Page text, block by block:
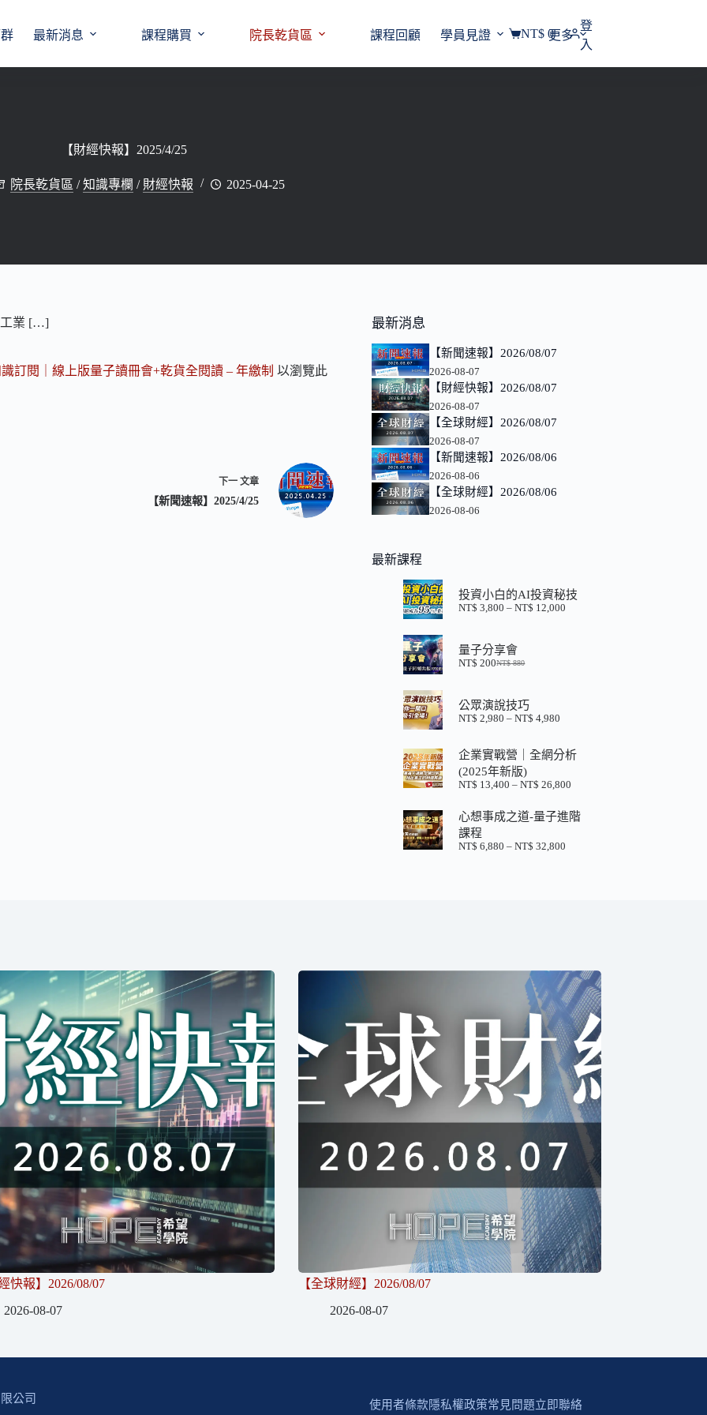
最新消息 課程購買 院長乾貨區 課程回顧 學員見證 更多
購
NT$0
登
入
【財經快報】2025/4/25
院長乾貨區 /知識專欄 / 財經快報 2025-04-25
工業 […]
訂閱｜線上版量子讀冊會+乾貨全閱讀 – 年繳制 以瀏覽此
下一 文章
【新聞速報】2025/4/25
最新消息
【新聞速報】2026/08/07
2026-08-07
【財經快報】2026/08/07
2026-08-07
【全球財經】2026/08/07
2026-08-07
【新聞速報】2026/08/06
2026-08-06
【全球財經】2026/08/06
2026-08-06
最新課程
投資小白的AI投資秘技
NT$ 3,800 – NT$ 12,000
量子分享會
NT$880
原
價
格：
NT$ 200
目
價
格：
公眾演說技巧
NT$ 2,980 – NT$ 4,980
範
圍：
到
企業實戰營｜全網分析
(2025年新版)
NT$ 13,400 – NT$ 26,800
範
心想事成之道-量子進階
課程
NT$ 6,880 – NT$ 32,800
快報】2026/08/07
2026-08-07
【全球財經】2026/08/07
2026-08-07
公司 使用者條款隱私權政策常見問題立即聯絡